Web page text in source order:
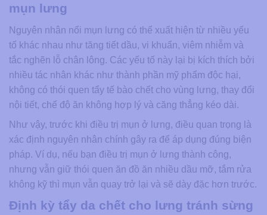
mụn lưng
Nguyên nhân nổi mụn lưng có thể xuất hiện từ nhiều yếu
tố khác nhau như tăng tiết dầu, vi khuẩn, viêm nhiễm và
tắc nghẽn lỗ chân lông. Các yếu tố này lại bị kích thích bởi
nhiều tác nhân khác như thành phần mỹ phẩm độc hại,
không có thói quen tẩy tế bào chết cho vùng lưng, thay đổi
nội tiết, chế độ ăn không hợp lý và căng thẳng kéo dài.
Như vậy, trước khi điều trị mụn ở lưng, điều quan trọng là
xác định nguyên nhân chính gây ra để áp dụng đúng biện
pháp. Ví dụ, nếu bạn điều trị mụn ở lưng thành công,
nhưng vẫn giữ thói quen ăn đồ ăn nhiều dầu mỡ, tắm rửa
không kỹ thì mụn vẫn quay trở lại và sẽ dày đặc hơn trước.
Định kỳ tẩy da chết cho lưng tránh sừng